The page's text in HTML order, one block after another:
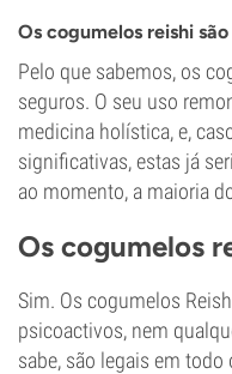
Os cogumelos reishi
Pelo que sabemos, os
seguros. O seu uso
medicina holística, e,
significativas, estas já
ao momento, a maioria
Os cogumelos
Sim. Os cogumelos
psicoactivos, nem
sabe, são legais em todo